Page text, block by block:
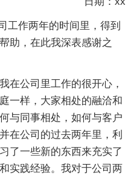
工作两年的时间里，得到
助，在此我深表感谢之
在公司里工作的很开心，
一样，大家相处的融洽和
与同事相处，如何与客户
在公司的过去两年里，利
了一些新的东西来充实了
实践经验。我对于公司两